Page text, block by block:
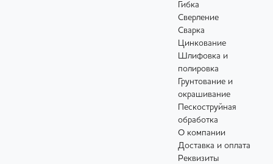
Гибка
Сверление
Сварка
Цинкование
Шлифовка и
полировка
Грунтование и
окрашивание
Пескоструйная
обработка
О компании
Доставка и оплата
Реквизиты